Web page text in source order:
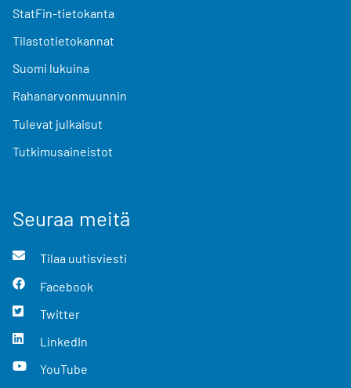
StatFin-tietokanta
Tilastotietokannat
Suomi lukuina
Rahanarvonmuunnin
Tulevat julkaisut
Tutkimusaineistot
Seuraa meitä
Tilaa uutisviesti
Facebook
Twitter
LinkedIn
YouTube